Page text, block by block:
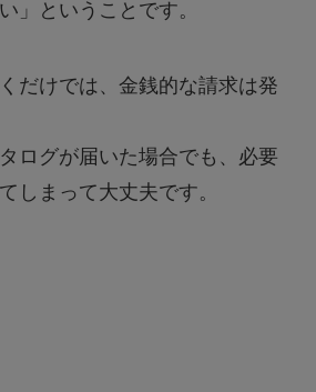
」ということです。
だけでは、金銭的な請求は発
ログが届いた場合でも、必要
しまって大丈夫です。